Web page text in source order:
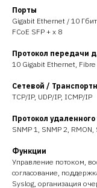
Порты
Gigabit Ethernet / 10
FCoE SFP + x 8
Протокол передачи
10 Gigabit Ethernet,
Сетевой /
TCP/IP, UDP/IP, ICMP/IP
Протокол
SNMP 1, SNMP 2, RMON,
Функции
Управление потоком,
согласование,
Syslog, организация